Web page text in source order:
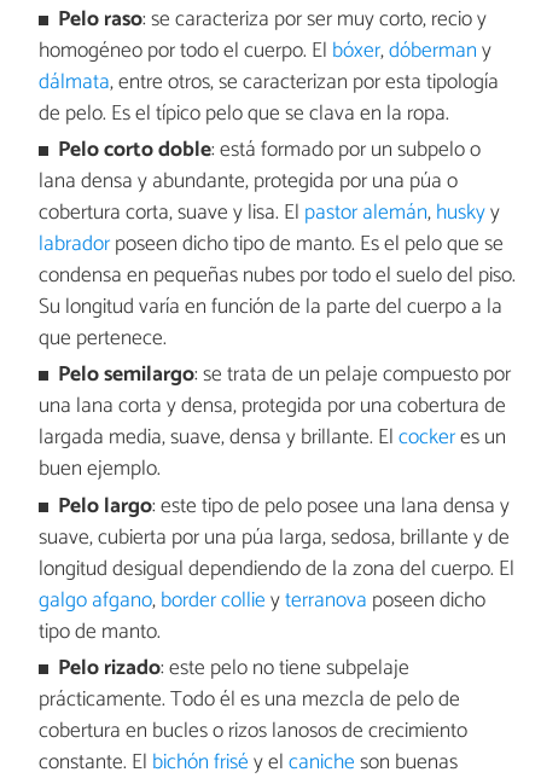
Pelo raso: se caracteriza por ser muy corto, recio y
homogéneo por todo el cuerpo. El bóxer,dóbermany
dálmata, entre otros, se caracterizan por esta tipología
de pelo. Es el típico pelo que se clava en la ropa.
Pelo corto doble: está formado por un subpelo o
lana densa y abundante, protegida por una púa o
cobertura corta, suave y lisa. El pastor alemán,huskyy
labradorposeen dicho tipo de manto. Es el pelo que se
condensa en pequeñas nubes por todo el suelo del piso.
Su longitud varía en función de la parte del cuerpo a la
que pertenece.
Pelo semilargo: se trata de un pelaje compuesto por
una lana corta y densa, protegida por una cobertura de
largada media, suave, densa y brillante. Elcockeres un
buen ejemplo.
Pelo largo: este tipo de pelo posee una lana densa y
suave, cubierta por una púa larga, sedosa, brillante y de
longitud desigual dependiendo de la zona del cuerpo. El
galgo afgano,border collieyterranova poseen dicho
tipo de manto.
Pelo rizado: este pelo no tiene subpelaje
prácticamente. Todo él es una mezcla de pelo de
cobertura en bucles o rizos lanosos de crecimiento
constante. El bichón friséy elcanicheson buenas